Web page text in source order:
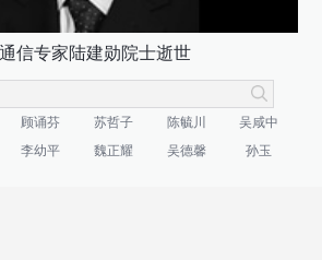
信专家陆建勋院士逝世
顾诵芬 苏哲子 陈毓川
吴咸中
李幼平 魏正耀 吴德馨 孙玉